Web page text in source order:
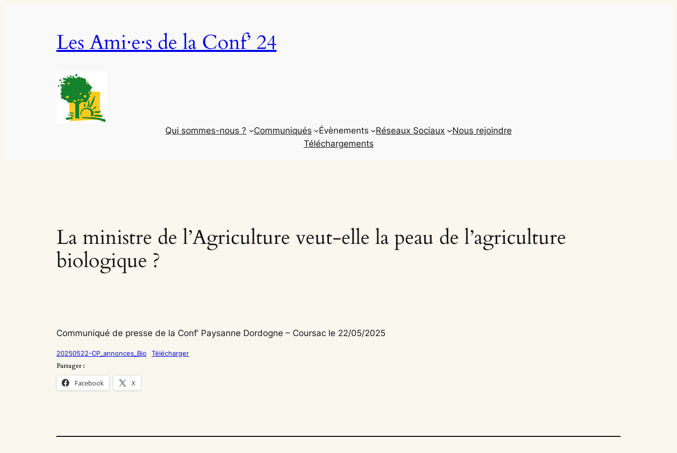
Les Ami·e·s de la Conf’ 24
Qui sommes-nous ? Communiqués Évènements Réseaux Sociaux
Nous rejoindre
Téléchargements
La ministre de l’Agriculture veut-elle la peau de l’agriculture
biologique ?
Communiqué de presse de la Conf’ Paysanne Dordogne – Coursac le 22/05/2025
20250522-CP_annonces_Bio
Télécharger
Partager :
Facebook X